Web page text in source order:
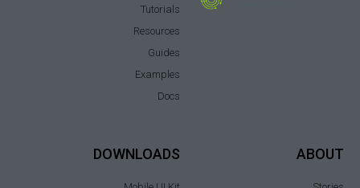
Tutorials
Resources
Guides
Examples
Docs
ABOUT
DOWNLOADS